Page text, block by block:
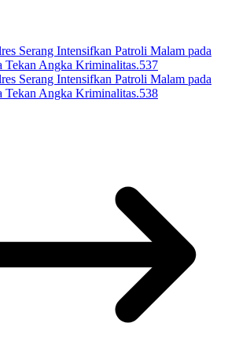
Serang Intensifkan Patroli Malam pada
Tekan Angka Kriminalitas.537
Serang Intensifkan Patroli Malam pada
Tekan Angka Kriminalitas.538